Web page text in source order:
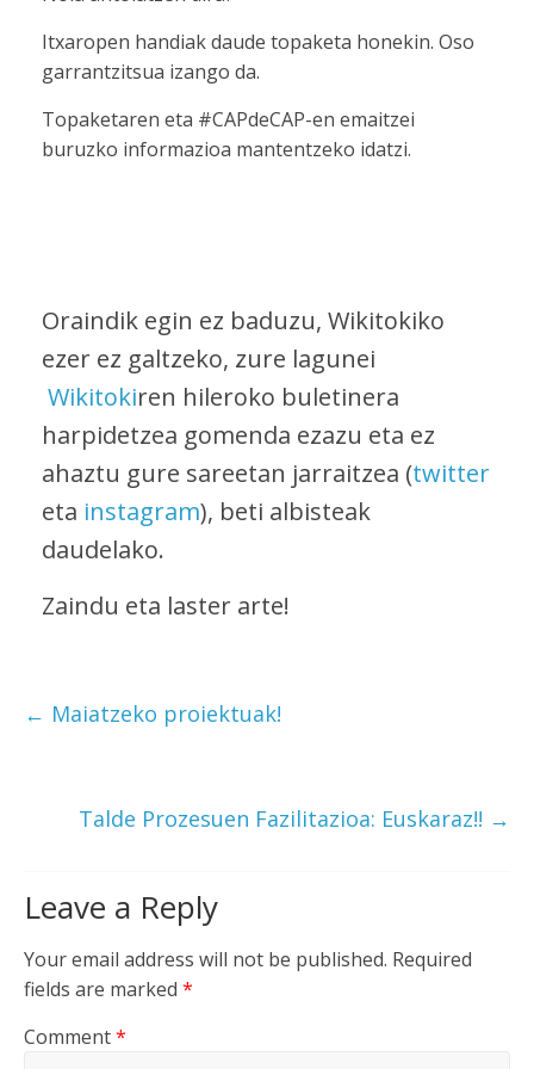
Itxaropen handiak daude topaketa honekin. Oso
garrantzitsua izango da.
Topaketaren eta #CAPdeCAP-en emaitzei
buruzko informazioa mantentzeko idatzi.
Oraindik egin ez baduzu, Wikitokiko
ezer ez galtzeko, zure lagunei
Wikitokiren hileroko buletinera
harpidetzea gomenda ezazu eta ez
ahaztu gure sareetan jarraitzea (twitter
eta instagram), beti albisteak
daudelako.
Zaindu eta laster arte!
← Maiatzeko proiektuak!
Talde Prozesuen Fazilitazioa: Euskaraz!! →
Leave a Reply
Your email address will not be published. Required
fields are marked *
Comment*